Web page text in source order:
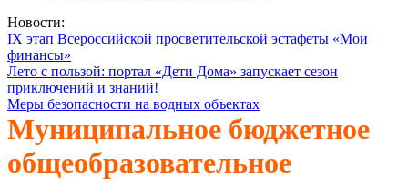
Новости:
IX этап Всероссийской просветительской эстафеты «Мои
финансы»
Лето с пользой: портал «Дети Дома» запускает сезон
приключений и знаний!
Меры безопасности на водных объектах
Муниципальное бюджетное
общеобразовательное